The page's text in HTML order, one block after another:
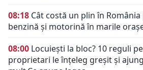
08:18 Cât costă un plin în
benzină și motorină în marile
08:00 Locuiești la bloc? 10 reguli
proprietari le înțeleg greșit și